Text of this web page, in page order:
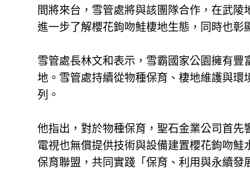
間將來台，雪管處將與該團隊合作，在武
進一步了解櫻花鉤吻鮭棲地生態，同時也彰
雪管處長林文和表示，雪霸國家公園擁有
地。雪管處持續從物種保育、棲地維護與環
列。
他指出，對於物種保育，聖石金業公司首
電視也無償提供技術與設備建置櫻花鉤吻
保育聯盟，共同實踐「保育、利用與永續發